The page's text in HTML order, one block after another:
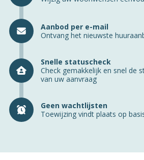
Aanbod per e-mail
Ontvang het nieuwste
Snelle statuscheck
Check gemakkelijk en snel de
van uw aanvraag
Geen wachtlijsten
Toewijzing vindt plaats op